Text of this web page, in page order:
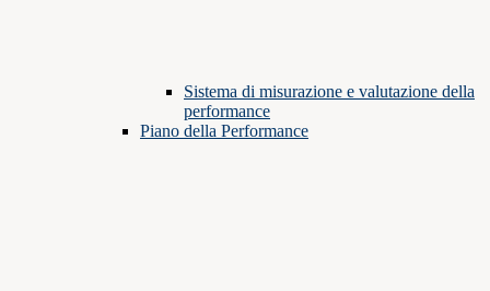
Sistema di misurazione e valutazione della
performance
Piano della Performance